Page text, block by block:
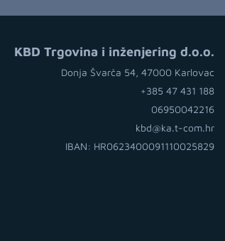
KBD Trgovina i inženjering d.o.o.
Donja Švarča 54, 47000 Karlovac
+385 47 431 188
06950042216
kbd@ka.t-com.hr
IBAN: HR0623400091110025829